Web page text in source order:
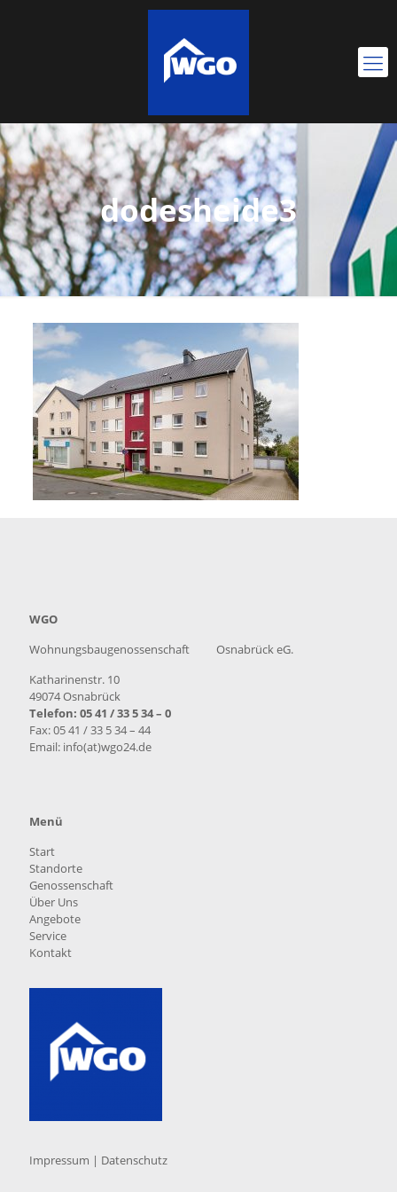
dodesheide3
WGO
Wohnungsbaugenossenschaft Osnabrück eG.
Katharinenstr. 10
49074 Osnabrück
Telefon: 05 41 / 33 5 34 – 0
Fax: 05 41 / 33 5 34 – 44
Email: info(at)wgo24.de
Menü
Start
Standorte
Genossenschaft
Über Uns
Angebote
Service
Kontakt
Impressum | Datenschutz